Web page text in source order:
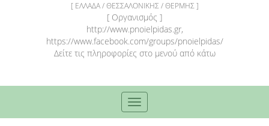
[ ΕΛΛΑΔΑ / ΘΕΣΣΑΛΟΝΙΚΗΣ / ΘΕΡΜΗΣ ]
[ Οργανισμός ]
http://www.pnoielpidas.gr,
https://www.facebook.com/groups/pnoielpidas/
Δείτε τις πληροφορίες στο μενού από κάτω
Toggle
navigation